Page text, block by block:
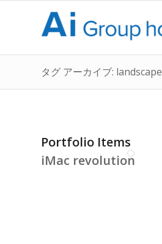
タグ アーカイブ: landscape
Portfolio Items
iMac revolution